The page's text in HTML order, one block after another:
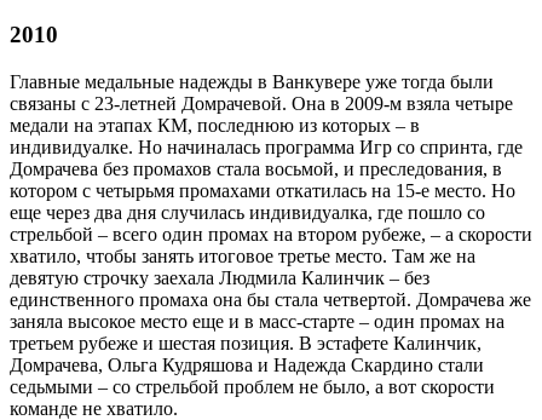
2010
Главные медальные надежды в Ванкувере уже тогда были
связаны с 23-летней Домрачевой. Она в 2009-м взяла четыре
медали на этапах КМ, последнюю из которых – в
индивидуалке. Но начиналась программа Игр со спринта, где
Домрачева без промахов стала восьмой, и преследования, в
котором с четырьмя промахами откатилась на 15-е место. Но
еще через два дня случилась индивидуалка, где пошло со
стрельбой – всего один промах на втором рубеже, – а скорости
хватило, чтобы занять итоговое третье место. Там же на
девятую строчку заехала Людмила Калинчик – без
единственного промаха она бы стала четвертой. Домрачева же
заняла высокое место еще и в масс-старте – один промах на
третьем рубеже и шестая позиция. В эстафете Калинчик,
Домрачева, Ольга Кудряшова и Надежда Скардино стали
седьмыми – со стрельбой проблем не было, а вот скорости
команде не хватило.